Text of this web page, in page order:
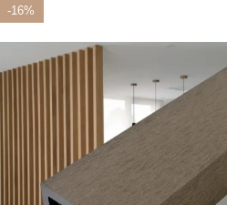
-16%